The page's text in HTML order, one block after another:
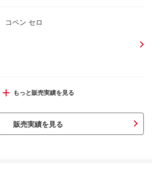
コペン セロ
キャスト スタイルＧ リミテッド ＳＡ
もっと販売実績を見る
販売実績を見る